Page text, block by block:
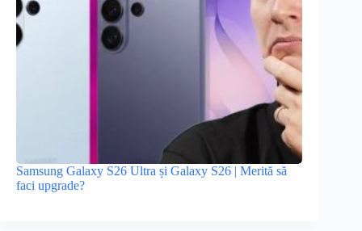
Samsung Galaxy S26 Ultra și Galaxy S26 | Merită să
faci upgrade?